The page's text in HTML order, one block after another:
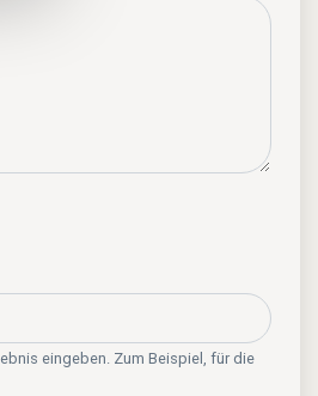
eingeben. Zum Beispiel, für die